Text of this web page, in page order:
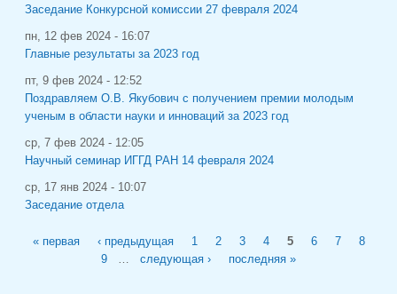
Заседание Конкурсной комиссии 27 февраля 2024
пн, 12 фев 2024 - 16:07
Главные результаты за 2023 год
пт, 9 фев 2024 - 12:52
Поздравляем О.В. Якубович с получением премии молодым
ученым в области науки и инноваций за 2023 год
ср, 7 фев 2024 - 12:05
Научный семинар ИГГД РАН 14 февраля 2024
ср, 17 янв 2024 - 10:07
Заседание отдела
« первая ‹ предыдущая 1 2 3 4 5 6 7
8
9
следующая › последняя »